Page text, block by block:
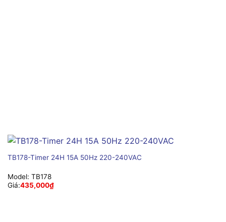
TB178-Timer 24H 15A 50Hz 220-240VAC
Model: TB178
Giá:435,000₫